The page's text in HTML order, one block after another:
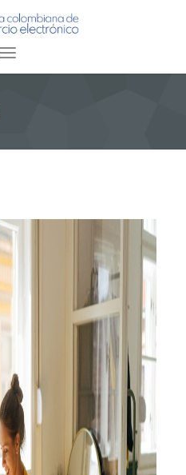
Toggle navigation